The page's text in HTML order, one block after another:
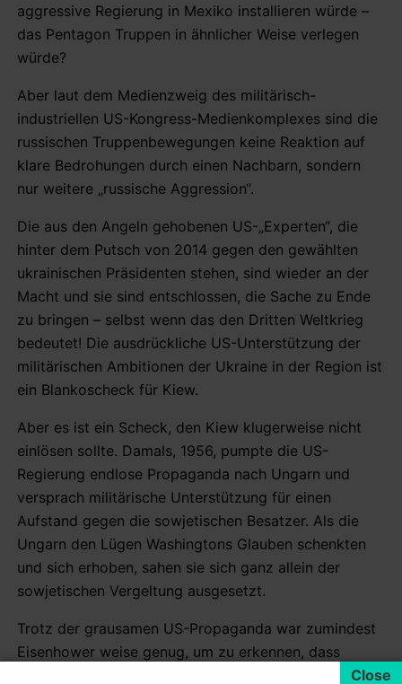
aggressive Regierung in Mexiko installieren würde –
das Pentagon Truppen in ähnlicher Weise verlegen
würde?
Aber laut dem Medienzweig des militärisch-
industriellen US-Kongress-Medienkomplexes sind die
russischen Truppenbewegungen keine Reaktion auf
klare Bedrohungen durch einen Nachbarn, sondern
nur weitere „russische Aggression“.
Die aus den Angeln gehobenen US-„Experten“, die
hinter dem Putsch von 2014 gegen den gewählten
ukrainischen Präsidenten stehen, sind wieder an der
Macht und sie sind entschlossen, die Sache zu Ende
zu bringen – selbst wenn das den Dritten Weltkrieg
bedeutet! Die ausdrückliche US-Unterstützung der
militärischen Ambitionen der Ukraine in der Region ist
ein Blankoscheck für Kiew.
Aber es ist ein Scheck, den Kiew klugerweise nicht
einlösen sollte. Damals, 1956, pumpte die US-
Regierung endlose Propaganda nach Ungarn und
versprach militärische Unterstützung für einen
Aufstand gegen die sowjetischen Besatzer. Als die
Ungarn den Lügen Washingtons Glauben schenkten
und sich erhoben, sahen sie sich ganz allein der
sowjetischen Vergeltung ausgesetzt.
Trotz der grausamen US-Propaganda war zumindest
Eisenhower weise genug, um zu erkennen, dass